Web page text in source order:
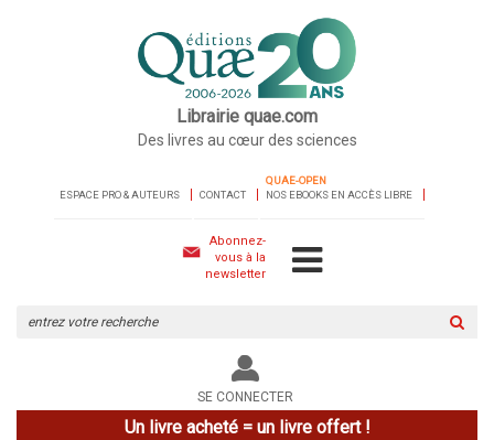
Librairie quae.com
Des livres au cœur des sciences
ESPACE PRO & AUTEURS CONTACT
QUAE-OPEN
NOS EBOOKS EN ACCÈS LIBRE
Abonnez-
vous à la
newsletter
le
site
SE CONNECTER
Un livre acheté = un livre offert !